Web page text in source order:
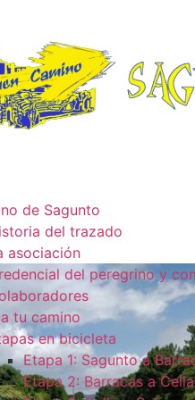
de Sagunto
del trazado
asociación
del peregrino y
tu camino
en bicicleta
Etapa 1: Sagunto a
Etapa 2: Barracas a Cella